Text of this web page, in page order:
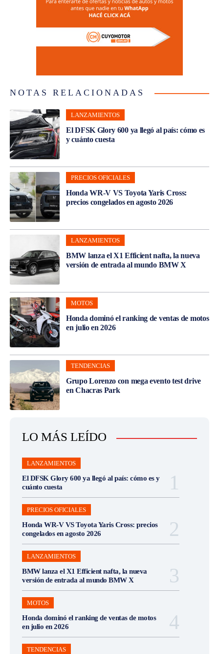
NOTAS RELACIONADAS
LANZAMIENTOS
El DFSK Glory 600 ya llegó al país: cómo es
y cuánto cuesta
PRECIOS OFICIALES
Honda WR-V VS Toyota Yaris Cross:
precios congelados en agosto 2026
LANZAMIENTOS
BMW lanza el X1 Efficient nafta, la nueva
versión de entrada al mundo BMW X
MOTOS
Honda dominó el ranking de ventas de motos
en julio en 2026
TENDENCIAS
Grupo Lorenzo con mega evento test drive
en Chacras Park
LO MÁS LEÍDO
LANZAMIENTOS
El DFSK Glory 600 ya llegó al país: cómo es y
cuánto cuesta
PRECIOS OFICIALES
Honda WR-V VS Toyota Yaris Cross: precios
congelados en agosto 2026
LANZAMIENTOS
BMW lanza el X1 Efficient nafta, la nueva
versión de entrada al mundo BMW X
MOTOS
Honda dominó el ranking de ventas de motos
en julio en 2026
TENDENCIAS